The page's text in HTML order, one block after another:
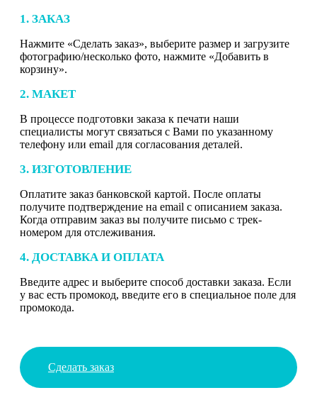
1. ЗАКАЗ
Нажмите «Сделать заказ», выберите размер и загрузите
фотографию/несколько фото, нажмите «Добавить в
корзину».
2. МАКЕТ
В процессе подготовки заказа к печати наши
специалисты могут связаться с Вами по указанному
телефону или email для согласования деталей.
3. ИЗГОТОВЛЕНИЕ
Оплатите заказ банковской картой. После оплаты
получите подтверждение на email с описанием заказа.
Когда отправим заказ вы получите письмо с трек-
номером для отслеживания.
4. ДОСТАВКА И ОПЛАТА
Введите адрес и выберите способ доставки заказа. Если
у вас есть промокод, введите его в специальное поле для
промокода.
Сделать заказ